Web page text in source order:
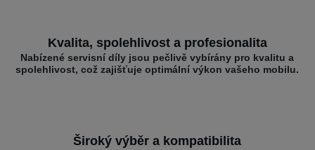
Kvalita, spolehlivost a profesionalita
Nabízené servisní díly jsou pečlivě vybírány pro kvalitu a
spolehlivost, což zajišťuje optimální výkon vašeho mobilu.
Široký výběr a kompatibilita